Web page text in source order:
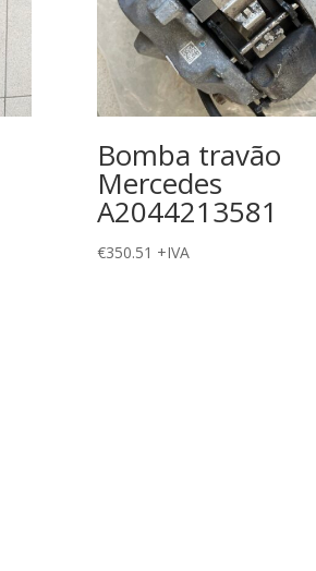
Bomba travão
Mercedes
A2044213581
€350.51 +IVA